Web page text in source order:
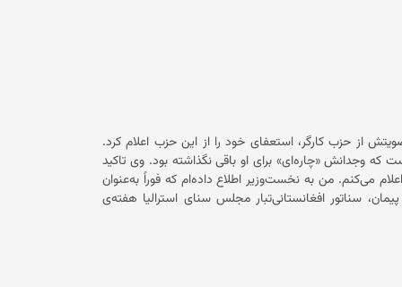
بازگشت به قدرت در افغانستان، دختران بالاتر از صنف
معاینه توسط پزشکان مرد، سفر بدون محرم و کار در
از حزب کارگر، استعفای خود را از این حزب اعلام کرد.
رسانه اس‌بی‌اس امروز گزارش داده است که خانم پیمان به خبرنگاران گفته است که وجدانش «چاره‌ای» برای او باقی نگذاشته بود. وی تاکید
می‌کنم. من به نخست‌وزیر اطلاع داده‌ام که فوراً به‌عنوان
وسترن استرالیا در پارلمان حضور پیدا می‌کنم.» فاطمه پیمان، سناتور افغانستانی‌تبار مجلس سنای استرالیا هفته‌ی